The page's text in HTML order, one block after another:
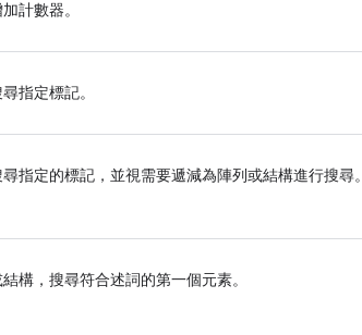
計數器。
指定標記。
指定的標記，並視需要遞減為陣列或結構進行搜尋。
構，搜尋符合述詞的第一個元素。